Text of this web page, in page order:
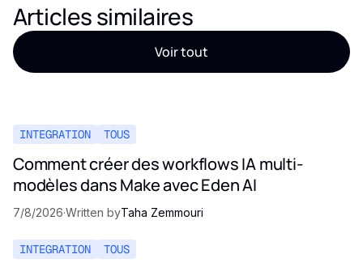
Articles similaires
Voir tout
INTEGRATION TOUS
Comment créer des workflows IA multi-
modèles dans Make avec Eden AI
7/8/2026·Written byTaha Zemmouri
INTEGRATION TOUS